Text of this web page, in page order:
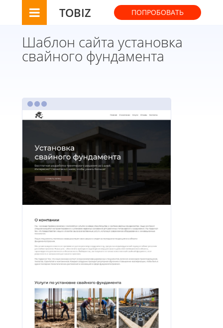
TOBIZ ПОПРОБОВАТЬ
Шаблон сайта установка
свайного фундамента